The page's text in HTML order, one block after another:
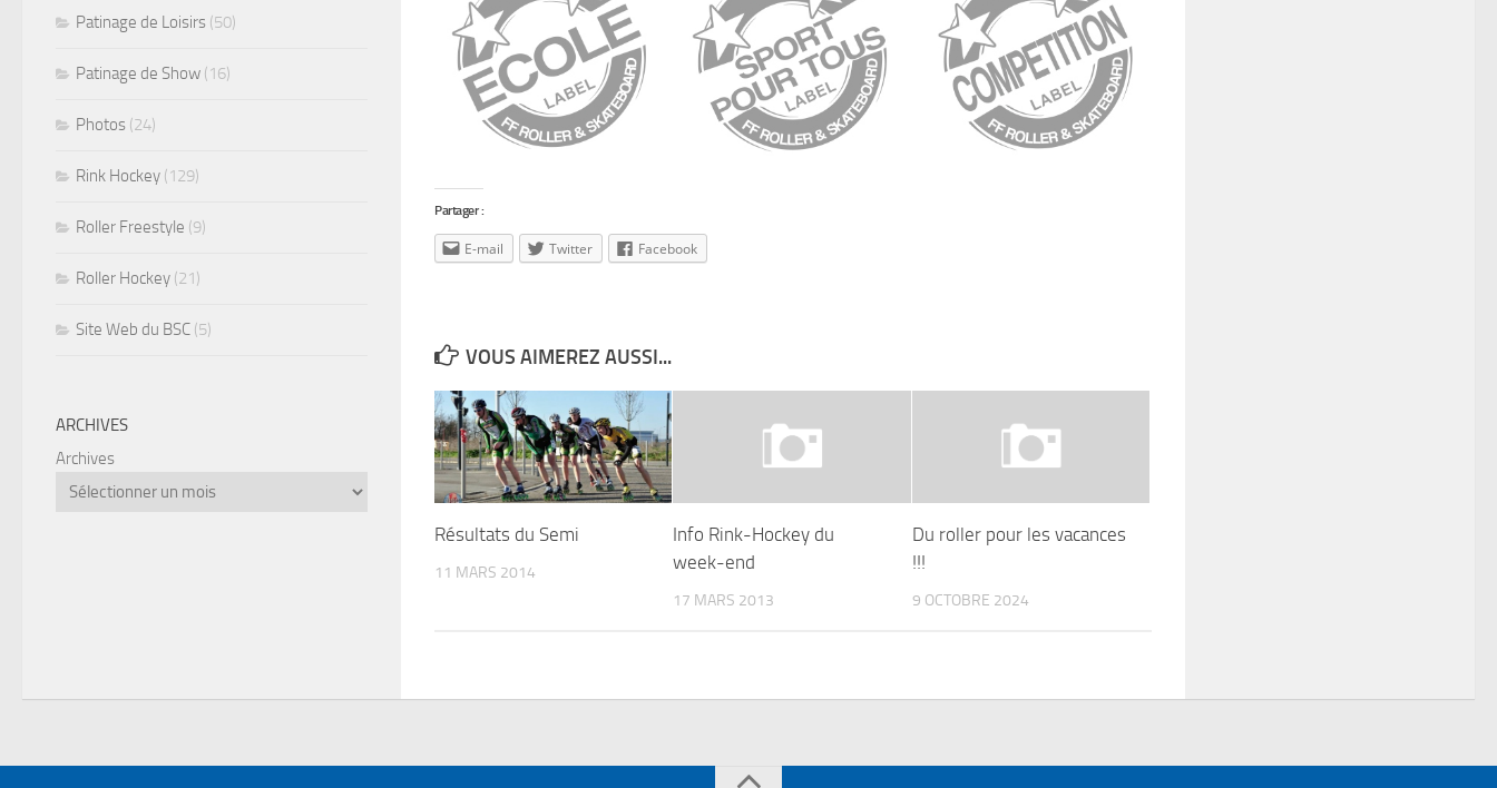
Partager :
E-mail Twitter Facebook
VOUS AIMEREZ AUSSI...
Résultats du Semi
11 MARS 2014
Info Rink-Hockey du
week-end
17 MARS 2013
Du roller pour les vacances
!!!
9 OCTOBRE 2024
Patinage de Loisirs (50)
Patinage de Show (16)
Photos (24)
Rink Hockey (129)
Roller Freestyle (9)
Roller Hockey (21)
Site Web du BSC (5)
ARCHIVES
Archives